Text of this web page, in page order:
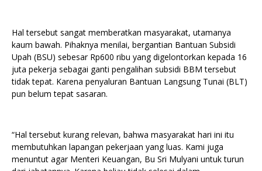
Hal tersebut sangat memberatkan masyarakat, utamanya
kaum bawah. Pihaknya menilai, bergantian Bantuan Subsidi
Upah (BSU) sebesar Rp600 ribu yang digelontorkan kepada 16
juta pekerja sebagai ganti pengalihan subsidi BBM tersebut
tidak tepat. Karena penyaluran Bantuan Langsung Tunai (BLT)
pun belum tepat sasaran.
“Hal tersebut kurang relevan, bahwa masyarakat hari ini itu
membutuhkan lapangan pekerjaan yang luas. Kami juga
menuntut agar Menteri Keuangan, Bu Sri Mulyani untuk turun